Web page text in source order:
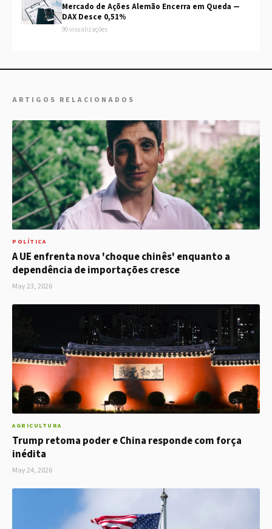
Mercado de Ações Alemão Encerra em Queda —
DAX Desce 0,51%
90 visualizações
ARTIGOS RELACIONADOS
POLÍTICA
A UE enfrenta nova 'choque chinês' enquanto a
dependência de importações cresce
May 23, 2026
AGRICULTURA
Trump retoma poder e China responde com força
inédita
May 24, 2026